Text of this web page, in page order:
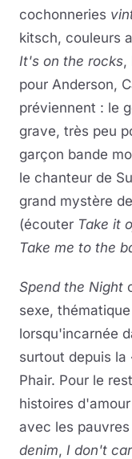
cochonneries
kitsch, couleurs
It's on the rocks,
pour Anderson,
préviennent : le
grave, très peu
garçon bande
le chanteur de
grand mystère
(écouter Take it
Take me to the
Spend the Night
sexe,
lorsqu'incarnée
surtout depuis la
Phair. Pour le
histoires
avec les
denim, I don't